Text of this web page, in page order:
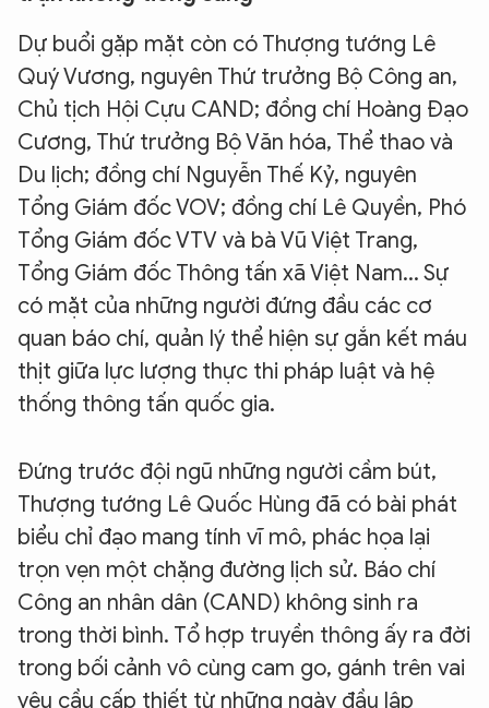
Dự buổi gặp mặt còn có Thượng tướng Lê
Quý Vương, nguyên Thứ trưởng Bộ Công an,
Chủ tịch Hội Cựu CAND; đồng chí Hoàng Đạo
Cương, Thứ trưởng Bộ Văn hóa, Thể thao và
Du lịch; đồng chí Nguyễn Thế Kỷ, nguyên
Tổng Giám đốc VOV; đồng chí Lê Quyền, Phó
Tổng Giám đốc VTV và bà Vũ Việt Trang,
Tổng Giám đốc Thông tấn xã Việt Nam... Sự
có mặt của những người đứng đầu các cơ
quan báo chí, quản lý thể hiện sự gắn kết máu
thịt giữa lực lượng thực thi pháp luật và hệ
thống thông tấn quốc gia.
Đứng trước đội ngũ những người cầm bút,
Thượng tướng Lê Quốc Hùng đã có bài phát
biểu chỉ đạo mang tính vĩ mô, phác họa lại
trọn vẹn một chặng đường lịch sử. Báo chí
Công an nhân dân (CAND) không sinh ra
trong thời bình. Tổ hợp truyền thông ấy ra đời
trong bối cảnh vô cùng cam go, gánh trên vai
yêu cầu cấp thiết từ những ngày đầu lập